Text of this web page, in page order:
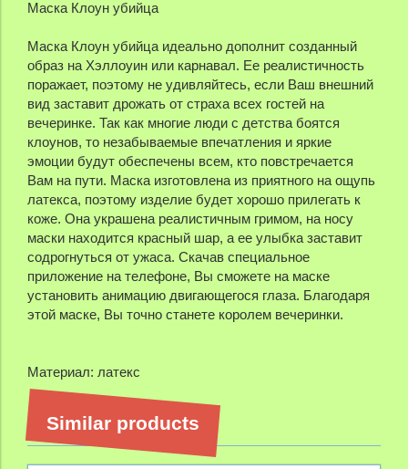
Маска Клоун убийца
Маска Клоун убийца идеально дополнит созданный
образ на Хэллоуин или карнавал. Ее реалистичность
поражает, поэтому не удивляйтесь, если Ваш внешний
вид заставит дрожать от страха всех гостей на
вечеринке. Так как многие люди с детства боятся
клоунов, то незабываемые впечатления и яркие
эмоции будут обеспечены всем, кто повстречается
Вам на пути. Маска изготовлена из приятного на ощупь
латекса, поэтому изделие будет хорошо прилегать к
коже. Она украшена реалистичным гримом, на носу
маски находится красный шар, а ее улыбка заставит
содрогнуться от ужаса. Скачав специальное
приложение на телефоне, Вы сможете на маске
установить анимацию двигающегося глаза. Благодаря
этой маске, Вы точно станете королем вечеринки.
Материал: латекс
Similar products